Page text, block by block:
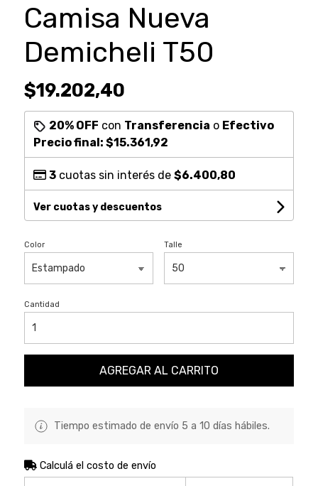
Camisa Nueva
Demicheli T50
$19.202,40
20% OFF con Transferencia o Efectivo
Precio final: $15.361,92
3cuotas sin interés de $6.400,80
Ver cuotas y descuentos
Color Talle
Cantidad
AGREGAR AL CARRITO
Tiempo estimado de envío 5 a 10 días hábiles.
Calculá el costo de envío